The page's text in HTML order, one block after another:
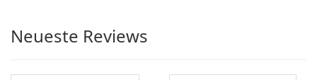
Neueste Reviews